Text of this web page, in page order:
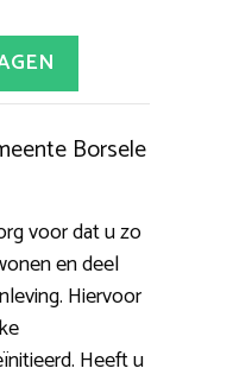
Borsele
voor dat u zo
en deel
Hiervoor
Heeft u